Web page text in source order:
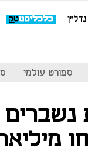
נדל"ן
ספורט עולמי